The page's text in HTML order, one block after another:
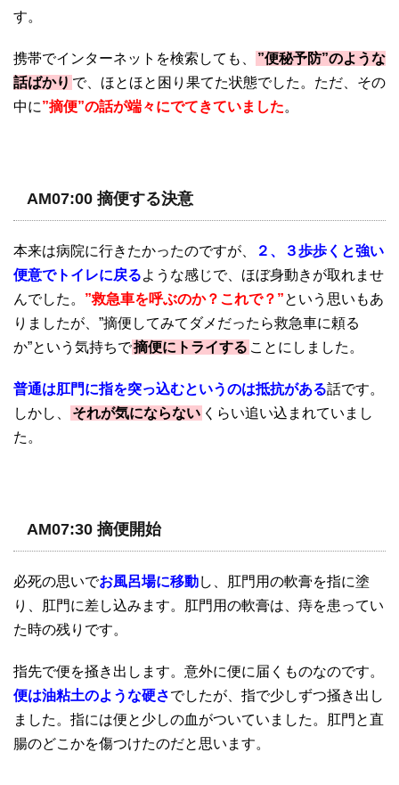
す。
携帯でインターネットを検索しても、
”便秘予防”のような
話ばかり で、ほとほと困り果てた状態でした。ただ、その
中に”摘便”の話が端々にでてきていました。
AM07:00 摘便する決意
本来は病院に行きたかったのですが、
２、３歩歩くと強い
便意でトイレに戻るような感じで、ほぼ身動きが取れませ
んでした。 ”救急車を呼ぶのか？これで？”という思いもあ
りましたが、”摘便してみてダメだったら救急車に頼る
か”という気持ちで摘便にトライする ことにしました。
普通は肛門に指を突っ込むというのは抵抗がある話です。
しかし、
それが気にならない くらい追い込まれていまし
た。
AM07:30 摘便開始
必死の思いでお風呂場に移動し、肛門用の軟膏を指に塗
り、肛門に差し込みます。肛門用の軟膏は、痔を患ってい
た時の残りです。
指先で便を掻き出します。意外に便に届くものなのです。
便は油粘土のような硬さでしたが、指で少しずつ掻き出し
ました。指には便と少しの血がついていました。肛門と直
腸のどこかを傷つけたのだと思います。